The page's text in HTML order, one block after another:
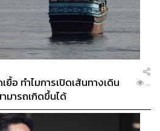
อ ทำไมการเปิดเส้นทางเดิน
มารถเกิดขึ้นได้
...